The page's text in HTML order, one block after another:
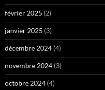
février 2025 (2)
janvier 2025 (3)
décembre 2024 (4)
novembre 2024 (3)
octobre 2024 (4)